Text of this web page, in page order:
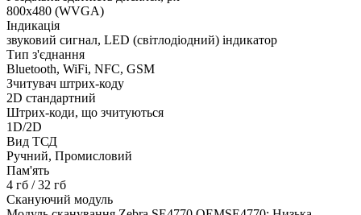
800х480 (WVGA)
Індикація
звуковий сигнал, LED (світлодіодний) індикатор
Тип з'єднання
Bluetooth, WiFi, NFС, GSM
Зчитувач штрих-коду
2D стандартний
Штрих-коди, що зчитуються
1D/2D
Вид ТСД
Ручний, Промисловий
Пам'ять
4 гб / 32 гб
Скануючий модуль